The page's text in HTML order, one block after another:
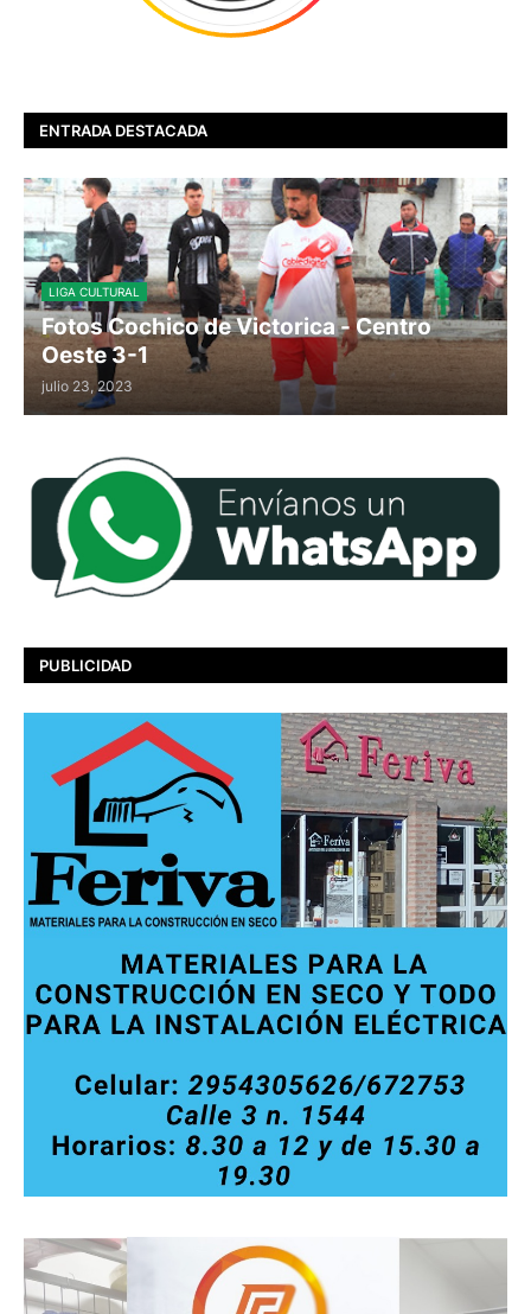
ENTRADA DESTACADA
LIGA CULTURAL
Fotos Cochico de Victorica - Centro
Oeste 3-1
julio 23, 2023
PUBLICIDAD